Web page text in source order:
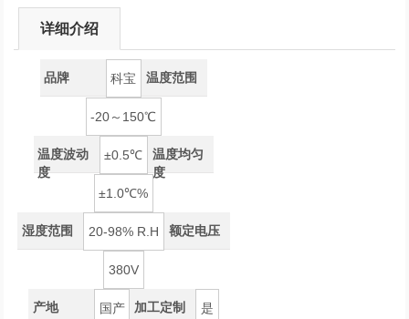
详细介绍
品牌 科宝 温度范围
-20～150℃
温度波动
度
±0.5℃
温度均匀
度
±1.0℃%
湿度范围 20-98% R.H 额定电压
380V
产地 国产 加工定制 是